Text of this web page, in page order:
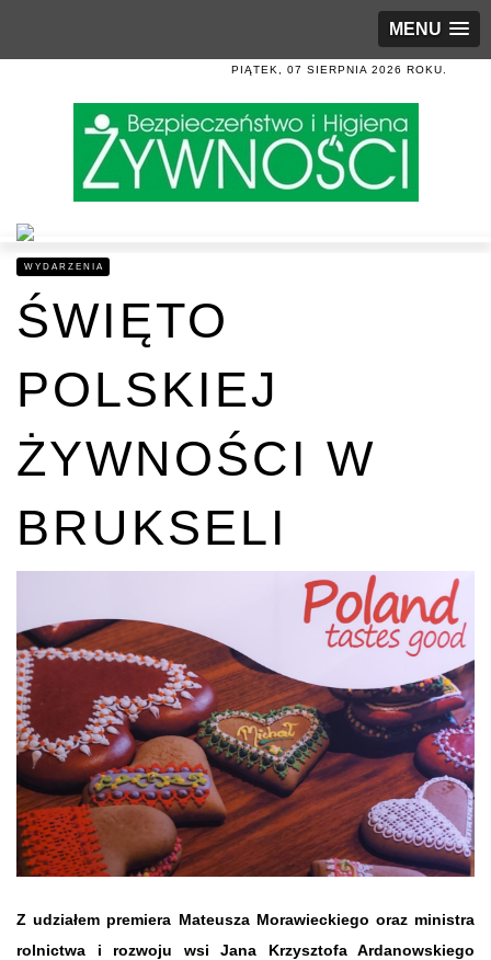
MENU
PIĄTEK, 07 SIERPNIA 2026 ROKU.
WYDARZENIA
ŚWIĘTO
POLSKIEJ
ŻYWNOŚCI W
BRUKSELI
Z udziałem premiera Mateusza Morawieckiego oraz ministra
rolnictwa i rozwoju wsi Jana Krzysztofa Ardanowskiego